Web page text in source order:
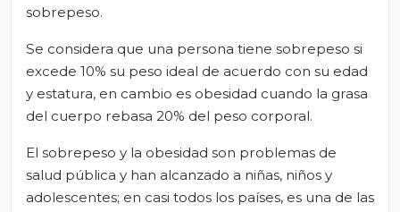
sobrepeso.
Se considera que una persona tiene sobrepeso si
excede 10% su peso ideal de acuerdo con su edad
y estatura, en cambio es obesidad cuando la grasa
del cuerpo rebasa 20% del peso corporal.
El sobrepeso y la obesidad son problemas de
salud pública y han alcanzado a niñas, niños y
adolescentes; en casi todos los países, es una de las